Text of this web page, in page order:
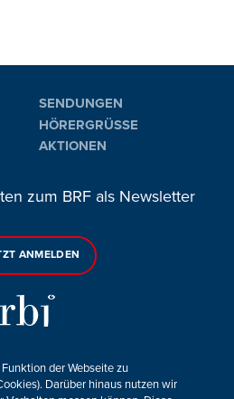
SENDUNGEN
HÖRERGRÜSSE
AKTIONEN
zum BRF als Newsletter
ANMELDEN
oder Anmerkungen?
der Webseite zu
Darüber hinaus nutzen wir